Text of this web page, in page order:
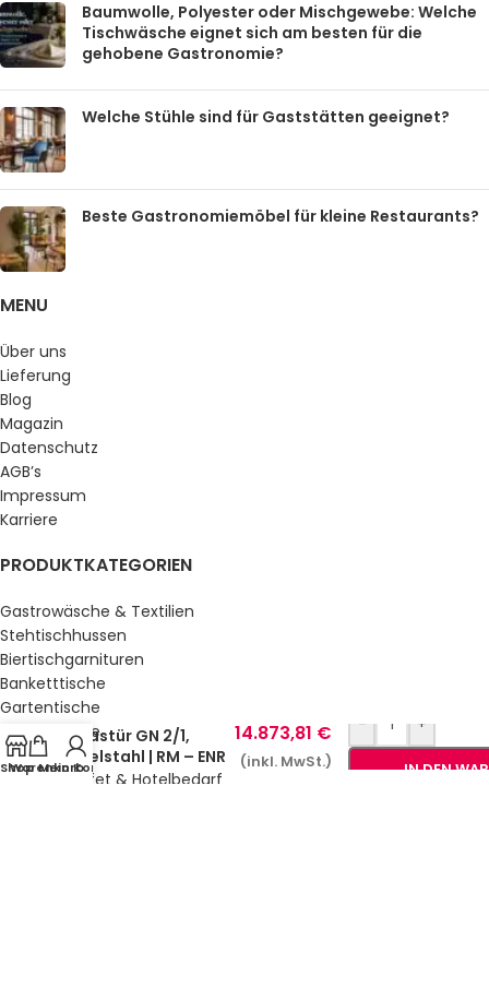
Baumwolle, Polyester oder Mischgewebe: Welche
Tischwäsche eignet sich am besten für die
gehobene Gastronomie?
Welche Stühle sind für Gaststätten geeignet?
Beste Gastronomiemöbel für kleine Restaurants?
MENU
Über uns
Lieferung
Blog
Magazin
Datenschutz
AGB’s
Impressum
Karriere
PRODUKTKATEGORIEN
Gastrowäsche & Textilien
Stehtischhussen
Biertischgarnituren
Banketttische
Gartentische
Gartenstühle
Küche & Bar
Service, Buffet & Hotelbedarf
Shop
Warenkorb
Mein Konto
Kühlschrank 1400 l
Glastür GN 2/1,
Edelstahl | RM – ENR
1400 G
14.873,81 €
(inkl. MwSt.)
- +
IN DEN